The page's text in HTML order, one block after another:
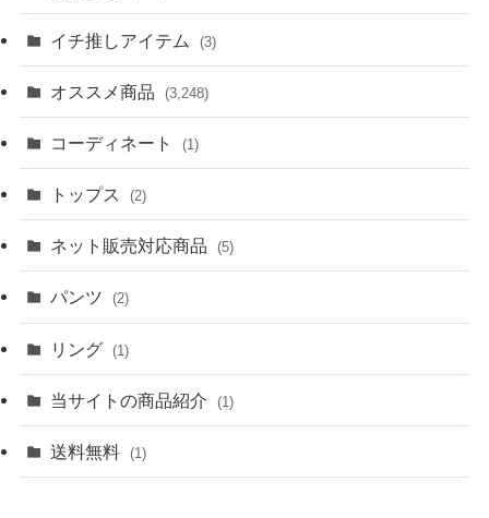
イチ推しアイテム (3)
オススメ商品 (3,248)
コーディネート (1)
トップス (2)
ネット販売対応商品 (5)
パンツ (2)
リング (1)
当サイトの商品紹介 (1)
送料無料 (1)